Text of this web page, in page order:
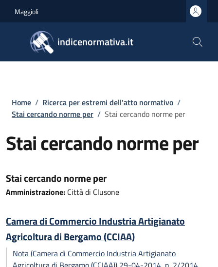
Maggioli
indicenormativa.it
Briciole di pane
Home / Ricerca per estremi dell'atto normativo /
Stai cercando norme per / Stai cercando norme per
Stai cercando norme per
Stai cercando norme per
Amministrazione: Città di Clusone
Camera di Commercio Industria Artigianato
Agricoltura di Bergamo (CCIAA)
Nota (Camera di Commercio Industria Artigianato